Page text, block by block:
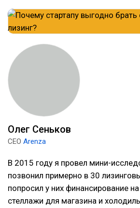
Олег Сеньков
CEO Arenza
В 2015 году я провел мини-
позвонил примерно в 30
попросил у них финансирование
стеллажи для магазина и